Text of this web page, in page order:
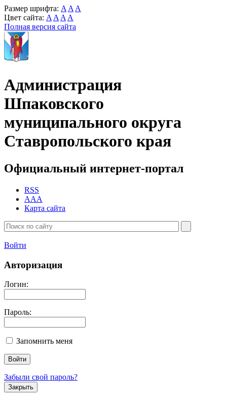
Размер шрифта: A A A
Цвет сайта: A A A A
Полная версия сайта
Администрация
Шпаковского
муниципального округа
Ставропольского края
Официальный интернет-портал
RSS
AAA
Карта сайта
Войти
Авторизация
Логин:
Пароль:
Запомнить меня
Забыли свой пароль?
Закрыть